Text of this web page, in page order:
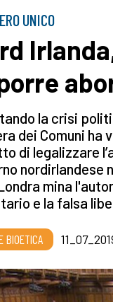
UNICO
la crisi
dei Comuni ha
di legalizzare
nordirlandese
mina
e la falsa
BIOETICA